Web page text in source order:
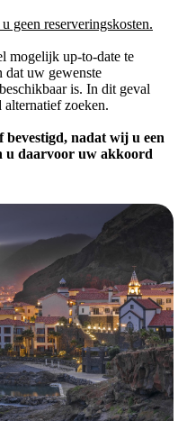
geen reserveringskosten.
mogelijk up-to-date te
dat uw gewenste
is. In dit geval
alternatief zoeken.
nadat wij u een
u daarvoor uw akkoord